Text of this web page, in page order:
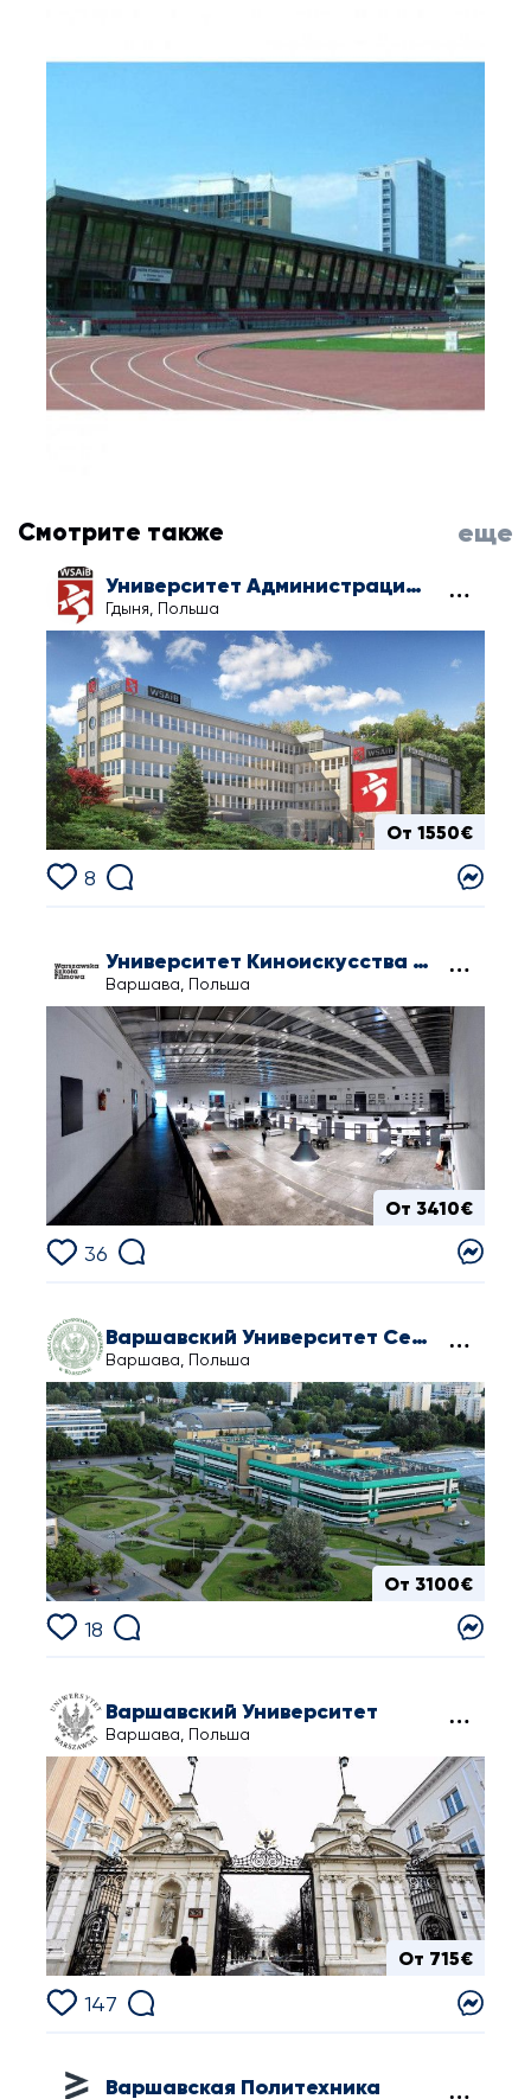
Смотрите также еще
Университет Администрации и Бизнеса в Гдыне
Гдыня, Польша
От 1550€
8
Университет Киноискусства в Варшаве
Варшава, Польша
От 3410€
36
Варшавский Университет Сельского Хозяйства
Варшава, Польша
От 3100€
18
Варшавский Университет
Варшава, Польша
От 715€
147
Варшавская Политехника